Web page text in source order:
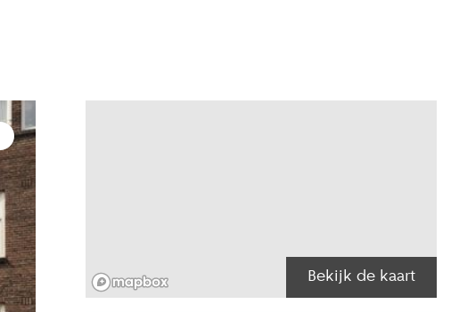
Bekijk de kaart